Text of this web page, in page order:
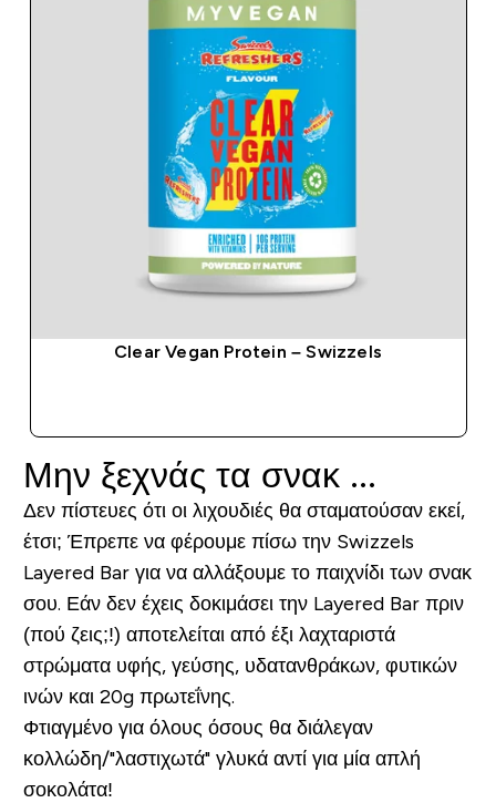
Clear Vegan Protein – Swizzels
Μην ξεχνάς τα σνακ ...
Δεν πίστευες ότι οι λιχουδιές θα σταματούσαν εκεί,
έτσι; Έπρεπε να φέρουμε πίσω την Swizzels
Layered Bar για να αλλάξουμε το παιχνίδι των σνακ
σου. Εάν δεν έχεις δοκιμάσει την Layered Bar πριν
(πού ζεις;!) αποτελείται από έξι λαχταριστά
στρώματα υφής, γεύσης, υδατανθράκων, φυτικών
ινών και 20g πρωτεΐνης.
Φτιαγμένο για όλους όσους θα διάλεγαν
κολλώδη/"λαστιχωτά" γλυκά αντί για μία απλή
σοκολάτα!